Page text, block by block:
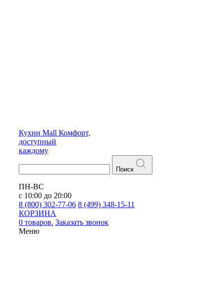
Кухни Mall Комфорт,
доступный
каждому
Поиск
ПН-ВС
с 10:00 до 20:00
8 (800) 302-77-06 8 (499) 348-15-11
КОРЗИНА
0 товаров. Заказать звонок
Меню